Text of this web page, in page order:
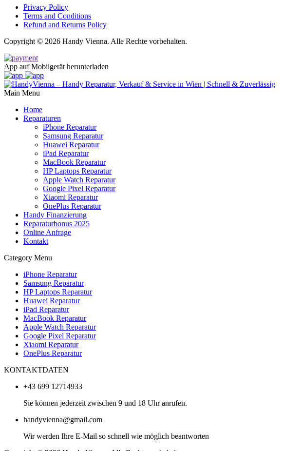
Privacy Policy
Terms and Conditions
Refund and Returns Policy
Copyright © 2026 Handy Vienna. Alle Rechte vorbehalten.
App auf Mobilgerät herunterladen
Main Menu
Home
Reparaturen
iPhone Reparatur
Samsung Reparatur
Huawei Reparatur
iPad Reparatur
MacBook Reparatur
HP Laptops Reparatur
Apple Watch Reparatur
Google Pixel Reparatur
Xiaomi Reparatur
OnePlus Reparatur
Handy Finanzierung
Reparaturbonus 2025
Online Anfrage
Kontakt
Category Menu
iPhone Reparatur
Samsung Reparatur
HP Laptops Reparatur
Huawei Reparatur
iPad Reparatur
MacBook Reparatur
Apple Watch Reparatur
Google Pixel Reparatur
Xiaomi Reparatur
OnePlus Reparatur
KONTAKTDATEN
+43 699 12714933
Sie können jederzeit zwischen 9 und 18 Uhr anrufen.
handyvienna@gmail.com
Wir werden Ihre E-Mail so schnell wie möglich beantworten